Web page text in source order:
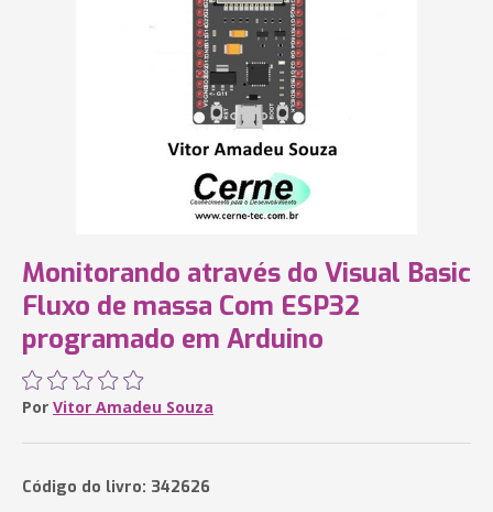
Monitorando através do Visual Basic
Fluxo de massa Com ESP32
programado em Arduino
Por Vitor Amadeu Souza
Código do livro: 342626